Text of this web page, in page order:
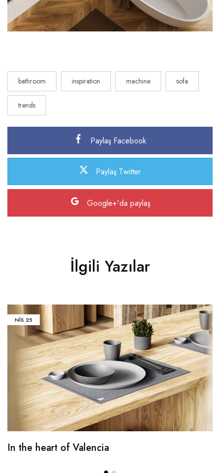
bathroom inspiration machine sofa
trends
Paylaş Facebook
Paylaş Twitter
Google+'da paylaş
İlgili Yazılar
NIS 25
In the heart of Valencia